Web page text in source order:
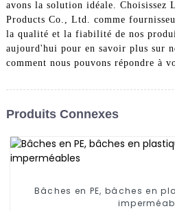
avons la solution idéale.
Products Co., Ltd. comme
la qualité et la fiabilité de nos
aujourd'hui pour en savoir plus sur
comment nous pouvons répondre à
Produits Connexes
Bâches en PE, bâches en